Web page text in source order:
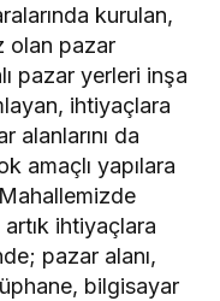
kurulan,
olan pazar
pazar yerleri inşa
ihtiyaçlara
alanlarını da
amaçlı yapılara
artık ihtiyaçlara
pazar alanı,
bilgisayar